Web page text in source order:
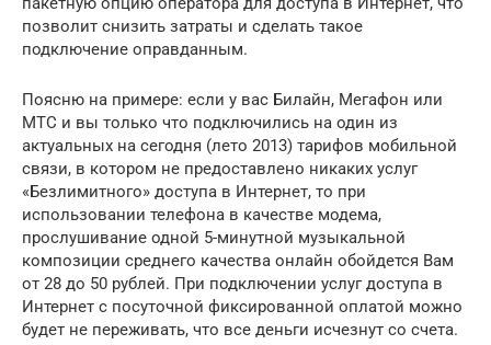
позволит снизить затраты и сделать такое
подключение оправданным.
Поясню на примере: если у вас Билайн, Мегафон или
МТС и вы только что подключились на один из
актуальных на сегодня (лето 2013) тарифов мобильной
связи, в котором не предоставлено никаких услуг
«Безлимитного» доступа в Интернет, то при
использовании телефона в качестве модема,
прослушивание одной 5-минутной музыкальной
композиции среднего качества онлайн обойдется Вам
от 28 до 50 рублей. При подключении услуг доступа в
Интернет с посуточной фиксированной оплатой можно
будет не переживать, что все деньги исчезнут со счета.